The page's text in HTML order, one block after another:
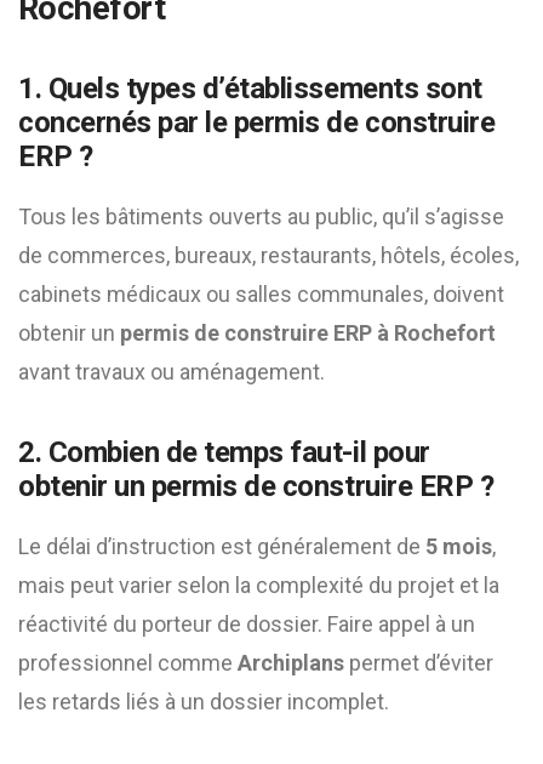
Rochefort
1. Quels types d’établissements sont
concernés par le permis de construire
ERP ?
Tous les bâtiments ouverts au public, qu’il s’agisse
de commerces, bureaux, restaurants, hôtels, écoles,
cabinets médicaux ou salles communales, doivent
obtenir un permis de construire ERP à Rochefort
avant travaux ou aménagement.
2. Combien de temps faut-il pour
obtenir un permis de construire ERP ?
Le délai d’instruction est généralement de 5 mois,
mais peut varier selon la complexité du projet et la
réactivité du porteur de dossier. Faire appel à un
professionnel comme Archiplans permet d’éviter
les retards liés à un dossier incomplet.